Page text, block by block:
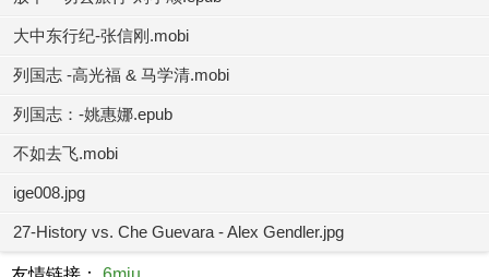
大中东行纪-张信刚.mobi
列国志 -高光福 & 马学清.mobi
列国志：-姚惠娜.epub
不如去飞.mobi
ige008.jpg
27-History vs. Che Guevara - Alex Gendler.jpg